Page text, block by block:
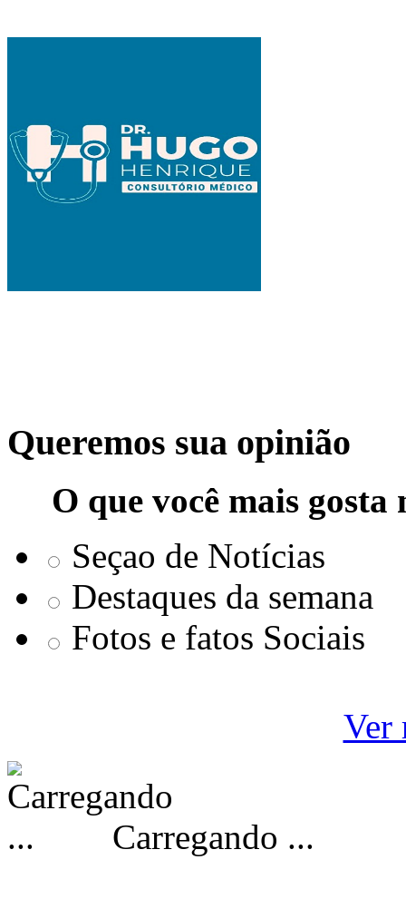
Queremos sua opinião
O que você mais
Seçao de Notícias
Destaques da semana
Fotos e fatos Sociais
Ver
Carregando ...